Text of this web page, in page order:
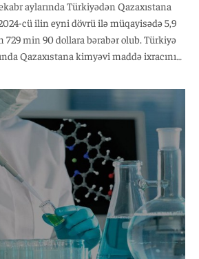
aylarında Türkiyədən Qazaxıstana
cü ilin eyni dövrü ilə müqayisədə 5,9
729 min 90 dollara bərabər olub. Türkiyə
Qazaxıstana kimyəvi maddə ixracını
Qeyd edək ki,2025-ci ilin yanvar-
kimyəvi maddə ixracı ötən ilin eyni
faiz artaraq, 31 milyard 931 milyon 878